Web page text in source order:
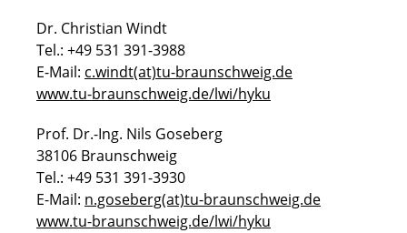
Dr. Christian Windt
Tel.: +49 531 391-3988
E-Mail: c.windt(at)tu-braunschweig.de
www.tu-braunschweig.de/lwi/hyku
Prof. Dr.-Ing. Nils Goseberg
38106 Braunschweig
Tel.: +49 531 391-3930
E-Mail: n.goseberg(at)tu-braunschweig.de
www.tu-braunschweig.de/lwi/hyku